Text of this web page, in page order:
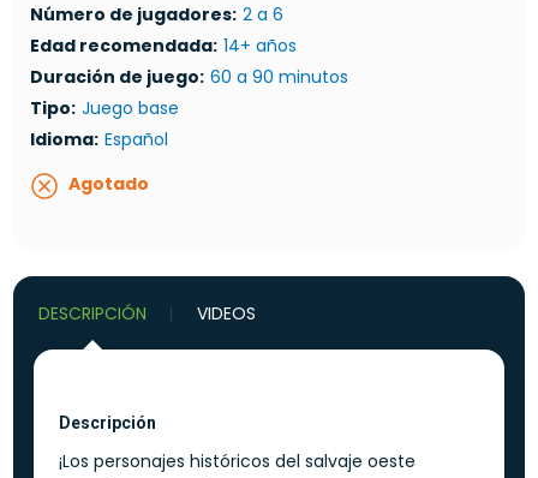
Número de jugadores: 2 a 6
Edad recomendada: 14+ años
Duración de juego: 60 a 90 minutos
Tipo: Juego base
Idioma: Español
Agotado
DESCRIPCIÓN VIDEOS
Descripción
¡Los personajes históricos del salvaje oeste